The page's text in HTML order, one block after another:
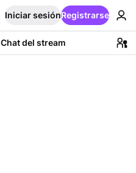
Iniciar sesiónRegistrarse
Chat del stream